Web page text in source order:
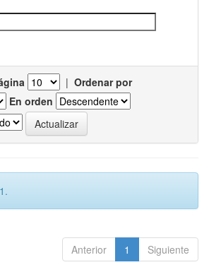
| Ordenar por
En orden
Anterior 1 Siguiente